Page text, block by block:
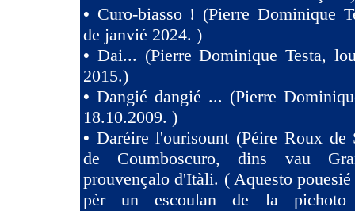
• Curo-biasso ! (Pierre Dominique
de janvié 2024. )
• Dai... (Pierre Dominique Testa,
2015.)
• Dangié dangié ... (Pierre
18.10.2009. )
• Daréire l'ourisount (Péire Roux de
de Coumboscuro, dins vau
prouvençalo d'Itàli. ( Aquesto
pèr un escoulan de la pichoto